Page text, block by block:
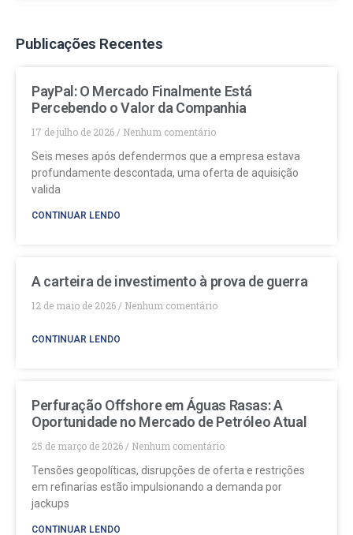
Publicações Recentes
PayPal: O Mercado Finalmente Está
Percebendo o Valor da Companhia
17 de julho de 2026
Nenhum comentário
Seis meses após defendermos que a empresa estava
profundamente descontada, uma oferta de aquisição
valida
CONTINUAR LENDO
A carteira de investimento à prova de guerra
12 de maio de 2026 Nenhum comentário
CONTINUAR LENDO
Perfuração Offshore em Águas Rasas: A
Oportunidade no Mercado de Petróleo Atual
25 de março de 2026
Nenhum comentário
Tensões geopolíticas, disrupções de oferta e restrições
em refinarias estão impulsionando a demanda por
jackups
CONTINUAR LENDO